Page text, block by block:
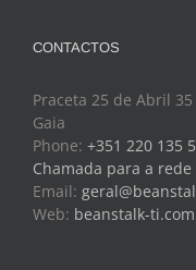
CONTACTOS
Praceta 25 de Abril
Gaia
Phone: +351 220 135
Chamada para a
Email:
Web: beanstalk-ti.com